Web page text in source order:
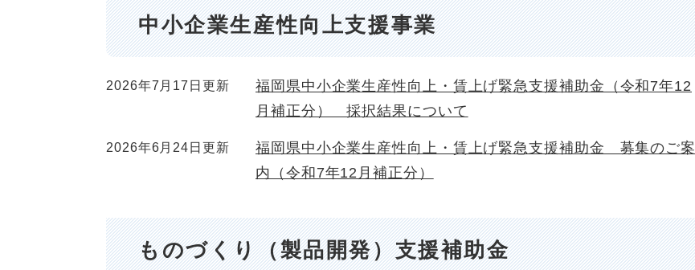
中小企業生産性向上支援事業
2026年7月17日更新
福岡県中小企業生産性向上・賃上げ緊急支援補助金（令和7年12
月補正分） 採択結果について
2026年6月24日更新
福岡県中小企業生産性向上・賃上げ緊急支援補助金 募集のご案
内（令和7年12月補正分）
ものづくり（製品開発）支援補助金